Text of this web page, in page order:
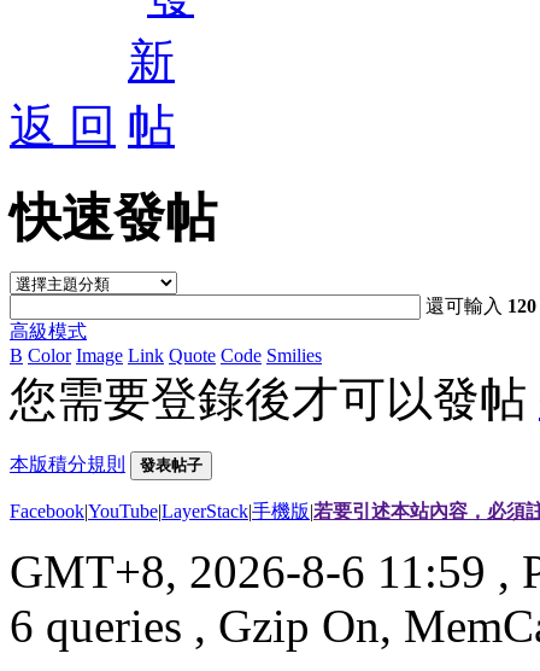
返 回
快速發帖
還可輸入 120
高級模式
B Color Image Link Quote Code Smilies
您需要登錄後才可以發帖
本版積分規則 發表帖子
Facebook|YouTube|LayerStack|手機版|若要引述本站內容，必須
GMT+8, 2026-8-6 11:59 ,
6 queries , Gzip On,